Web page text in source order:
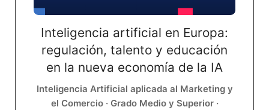
Inteligencia artificial en Europa:
regulación, talento y educación
en la nueva economía de la IA
Inteligencia Artificial aplicada al Marketing y
el Comercio · Grado Medio y Superior ·